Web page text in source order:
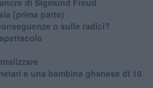
(prima parte)
o sulle radici?
e una bambina ghanese di 10